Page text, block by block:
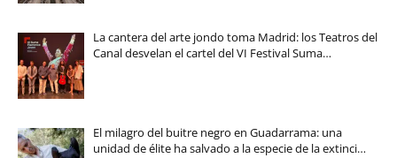
La cantera del arte jondo toma Madrid: los Teatros del
Canal desvelan el cartel del VI Festival Suma…
El milagro del buitre negro en Guadarrama: una
unidad de élite ha salvado a la especie de la extinci…